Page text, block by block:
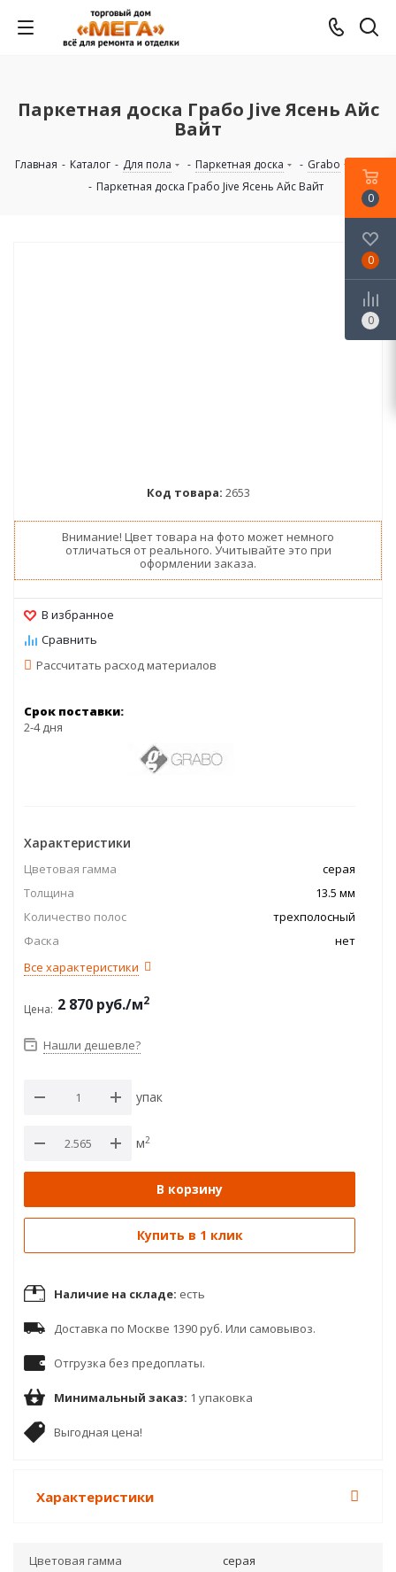
Паркетная доска Грабо Jive Ясень Айс
Вайт
Главная - Каталог - Для пола - Паркетная доска - Grabo
- Паркетная доска Грабо Jive Ясень Айс Вайт
Код товара: 2653
Внимание! Цвет товара на фото может немного
отличаться от реального. Учитывайте это при
оформлении заказа.
Рассчитать расход материалов
Срок поставки:
2-4 дня
Характеристики
Цветовая гамма
серая
Толщина
13.5 мм
Количество полос
трехполосный
Фаска
нет
Все характеристики
Цена: 2 870 руб./м2
Нашли дешевле?
упак
м2
В корзину
Купить в 1 клик
Наличие на складе: есть
Доставка по Москве 1390 руб. Или самовывоз.
Отгрузка без предоплаты.
Минимальный заказ: 1 упаковка
Выгодная цена!
Характеристики
Цветовая гамма серая
0
0
0